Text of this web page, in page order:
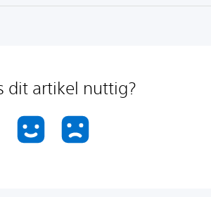
dit artikel nuttig?